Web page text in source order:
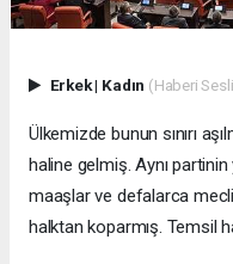
Erkek| Kadın (Haberi
Ülkemizde bunun sınırı
haline gelmiş. Aynı partinin
maaşlar ve defalarca
halktan koparmış. Temsil